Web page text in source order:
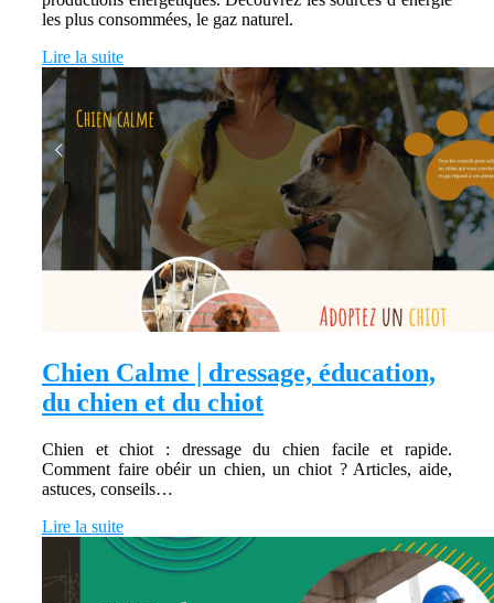
les plus consommées, le gaz naturel.
Lire la suite
Chien Calme | dressage, éducation,
du chien et du chiot
Chien et chiot : dressage du chien facile et rapide.
Comment faire obéir un chien, un chiot ? Articles, aide,
astuces, conseils…
Lire la suite